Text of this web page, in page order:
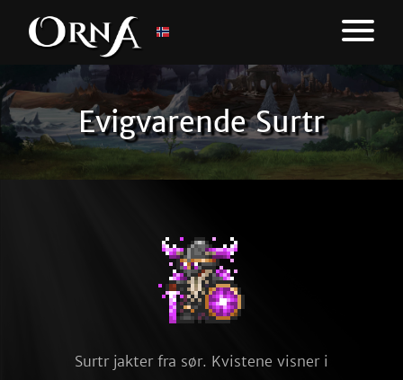
Evigvarende Surtr
Surtr jakter fra sør. Kvistene visner i